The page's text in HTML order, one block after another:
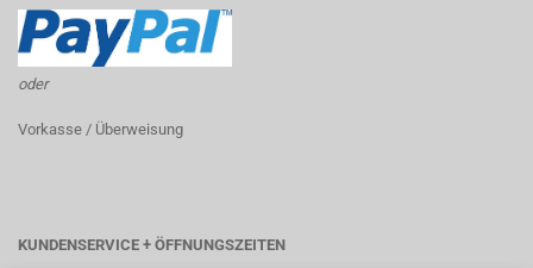
oder
Vorkasse / Überweisung
KUNDENSERVICE + ÖFFNUNGSZEITEN